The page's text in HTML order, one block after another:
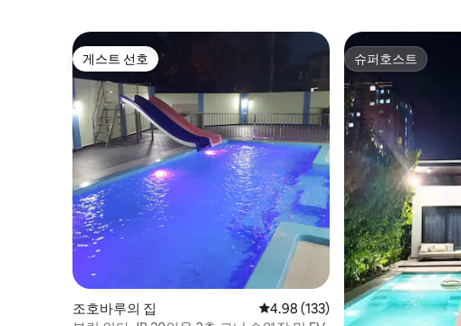
게스트 선호
게스트 선호
조호바루의 집 평점 4.98점(5점 만점), 후기 133개
4.98 (133)
슈퍼호스트
슈퍼호스트